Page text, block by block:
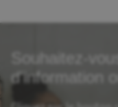
Souhaitez-
d'information